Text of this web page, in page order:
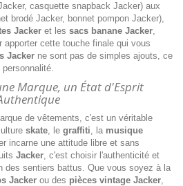
casquette snapback Jacker) aux
brodé Jacker, bonnet pompon Jacker),
Jacker et les sacs banane Jacker,
apporter cette touche finale qui vous
Jacker ne sont pas de simples ajouts, ce
Marque, un État d'Esprit
de vêtements, c'est un véritable
skate, le graffiti, la musique
incarne une attitude libre et sans
Jacker, c'est choisir l'authenticité et
des sentiers battus. Que vous soyez à la
Jacker ou des pièces vintage Jacker,